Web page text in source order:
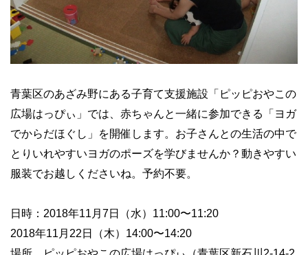
青葉区のあざみ野にある子育て支援施設「ピッピおやこの
広場はっぴぃ」では、赤ちゃんと一緒に参加できる「ヨガ
でからだほぐし」を開催します。お子さんとの生活の中で
とりいれやすいヨガのポーズを学びませんか？動きやすい
服装でお越しくださいね。予約不要。
日時：2018年11月7日（水）11:00〜11:20
2018年11月22日（木）14:00〜14:20